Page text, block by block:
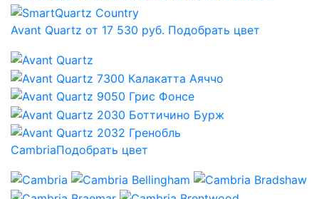
Avant Quartz от 17 530 руб. Подобрать цвет
CambriaПодобрать цвет